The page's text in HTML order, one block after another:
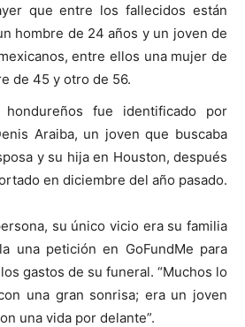
que entre los fallecidos están
hombre de 24 años y un joven de
entre ellos una mujer de
de 45 y otro de 56.
fue identificado por
Araiba, un joven que buscaba
y su hija en Houston, después
en diciembre del año pasado.
su único vicio era su familia
una petición en GoFundMe para
gastos de su funeral. “Muchos lo
una gran sonrisa; era un joven
una vida por delante”.